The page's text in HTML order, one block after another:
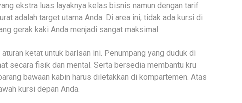
ekstra luas layaknya kelas bisnis namun dengan tarif
adalah target utama Anda. Di area ini, tidak ada kursi di
gerak kaki Anda menjadi sangat maksimal.
ketat untuk barisan ini. Penumpang yang duduk di
secara fisik dan mental. Serta bersedia membantu kru
bawaan kabin harus diletakkan di kompartemen. Atas
kursi depan Anda.